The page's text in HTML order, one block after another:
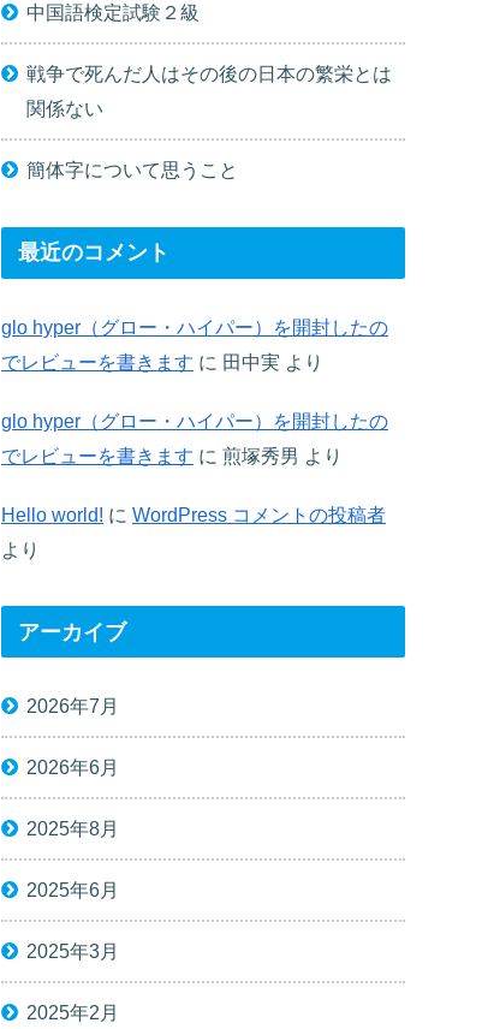
中国語検定試験２級
戦争で死んだ人はその後の日本の繁栄とは
関係ない
簡体字について思うこと
最近のコメント
glo hyper（グロー・ハイパー）を開封したの
でレビューを書きます に 田中実 より
glo hyper（グロー・ハイパー）を開封したの
でレビューを書きます に 煎塚秀男 より
Hello world! に WordPress コメントの投稿者
より
アーカイブ
2026年7月
2026年6月
2025年8月
2025年6月
2025年3月
2025年2月